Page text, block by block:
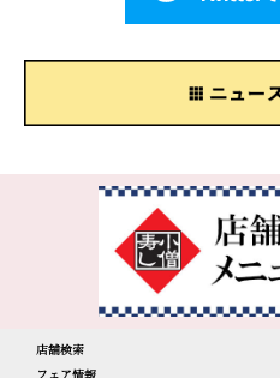
店舗検索
フェア情報